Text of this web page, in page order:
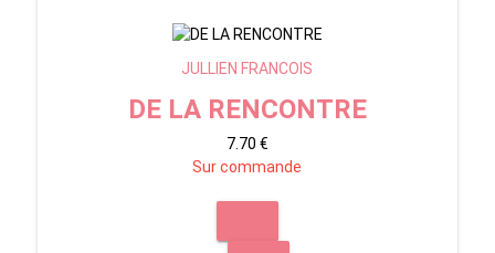
JULLIEN FRANCOIS
DE LA RENCONTRE
7.70 €
Sur commande